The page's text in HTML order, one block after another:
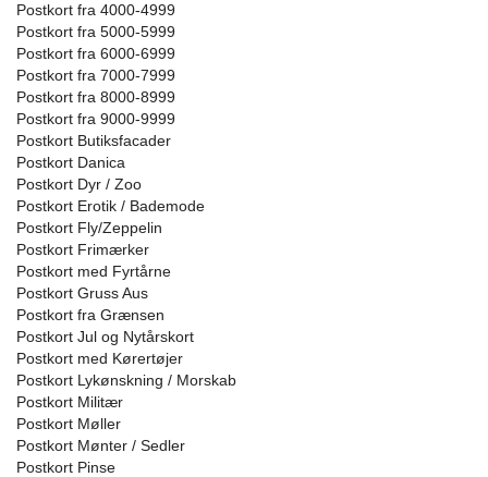
Postkort fra 4000-4999
Postkort fra 5000-5999
Postkort fra 6000-6999
Postkort fra 7000-7999
Postkort fra 8000-8999
Postkort fra 9000-9999
Postkort Butiksfacader
Postkort Danica
Postkort Dyr / Zoo
Postkort Erotik / Bademode
Postkort Fly/Zeppelin
Postkort Frimærker
Postkort med Fyrtårne
Postkort Gruss Aus
Postkort fra Grænsen
Postkort Jul og Nytårskort
Postkort med Kørertøjer
Postkort Lykønskning / Morskab
Postkort Militær
Postkort Møller
Postkort Mønter / Sedler
Postkort Pinse